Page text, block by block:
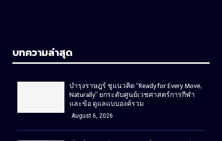
บทความล่าสุด
บำรุงราษฎร์ ชูแนวคิด “Ready for Every Move,
Naturally” ยกระดับศูนย์เวชศาสตร์การกีฬา
และข้อ ดูแลแบบองค์รวม
August 6, 2026